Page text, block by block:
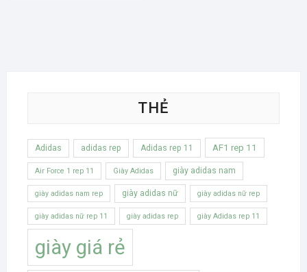
THẺ
Adidas adidas rep Adidas rep 11 AF1 rep 11
Air Force 1 rep 11 Giày Adidas giày adidas nam
giày adidas nam rep giày adidas nữ giày adidas nữ rep
giày adidas nữ rep 11 giày adidas rep giày Adidas rep 11
giày giá rẻ